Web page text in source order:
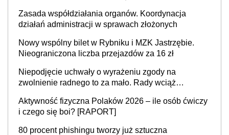
Zasada współdziałania organów. Koordynacja
działań administracji w sprawach złożonych
Nowy wspólny bilet w Rybniku i MZK Jastrzębie.
Nieograniczona liczba przejazdów za 16 zł
Niepodjęcie uchwały o wyrażeniu zgody na
zwolnienie radnego to za mało. Rady wciąż
sprawy
Aktywność fizyczna Polaków 2026 – ile osób ćwiczy
i czego się boi? [RAPORT]
80 procent phishingu tworzy już sztuczna